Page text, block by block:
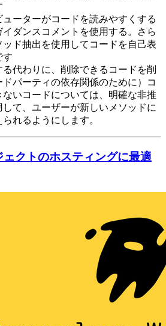
ーターがコードを読みやすくする
ダンスコメントを使用する。さら
ド抽出を使用してコードを自己表
す
代わりに、削除できるコードを削
パーティの依存関係のために）コ
ないコードについては、明確な非推
て、ユーザーが新しいメソッドに
れるようにします。
クトのホスティングに最適